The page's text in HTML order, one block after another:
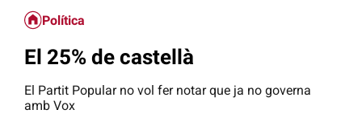
Política
El 25% de castellà
El Partit Popular no vol fer notar que ja no governa
amb Vox